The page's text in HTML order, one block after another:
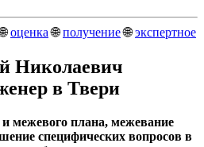
оценка🌐получение🌐экспертное
Николаевич
в Твери
и межевого плана, межевание
специфических вопросов в